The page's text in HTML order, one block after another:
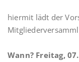
hiermit lädt der
Wann? Freitag,